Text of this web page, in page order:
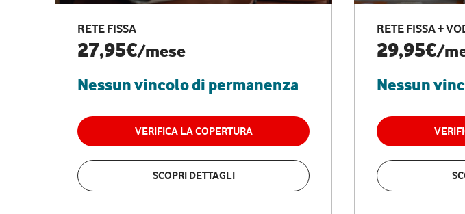
RETE FISSA
27,95€/mese
Nessun vincolo di permanenza
VERIFICA LA COPERTURA
SCOPRI DETTAGLI
RETE FISSA +
29,95€/
Nessun